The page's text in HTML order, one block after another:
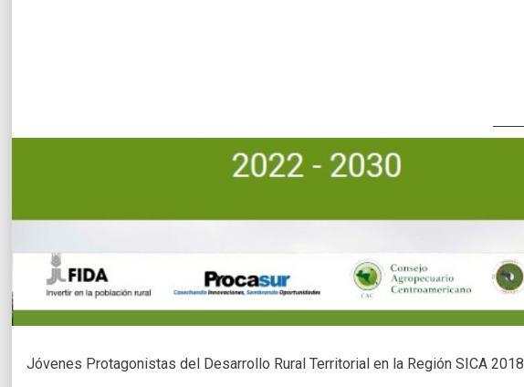
Jóvenes Protagonistas del Desarrollo Rural Territorial en la Región SICA2018